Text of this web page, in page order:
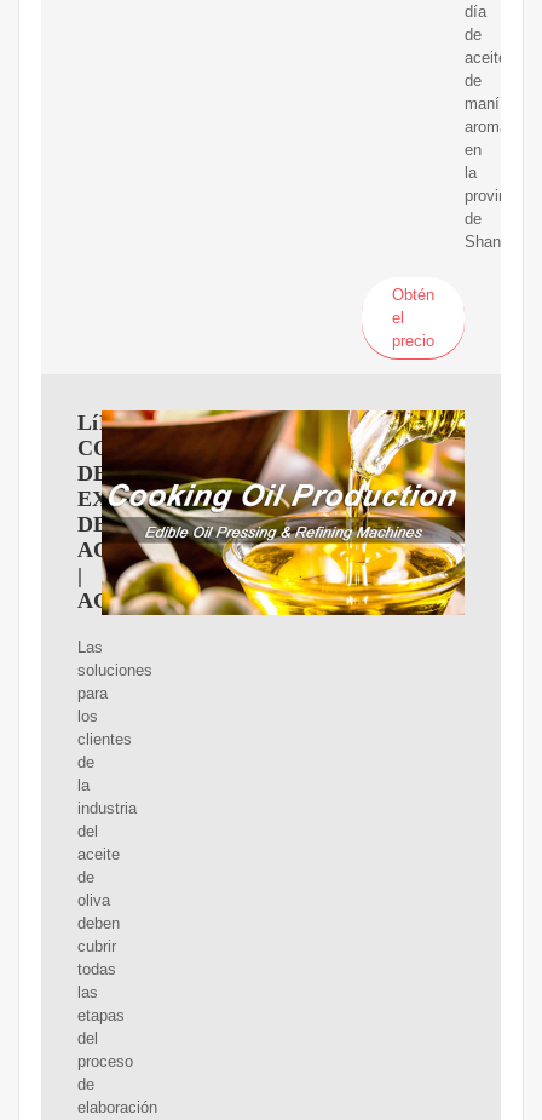
día
de
aceite
de
maní
aromático
en
la
provincia
de
Shandong.
Obtén
el
precio
LíNEA
COMPLETA
DE
EXTRACCIóN
DE
ACEITE
|
AGROISA
Las
soluciones
para
los
clientes
de
la
industria
del
aceite
de
oliva
deben
cubrir
todas
las
etapas
del
proceso
de
elaboración